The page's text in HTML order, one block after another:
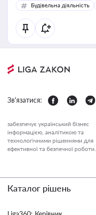
Будівельна діяльність
Зв'язатися:
забезпечує український бізнес
інформацією, аналітикою та
технологічними рішеннями для
ефективної та безпечної роботи.
Каталог рішень